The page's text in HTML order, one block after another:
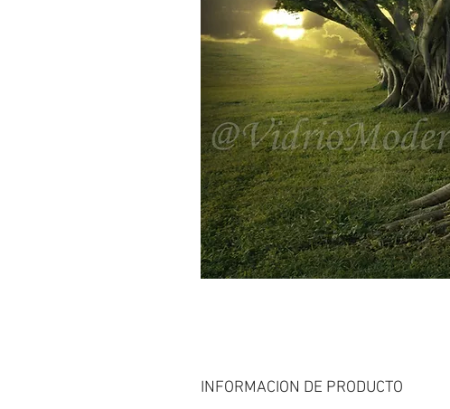
INFORMACION DE PRODUCTO